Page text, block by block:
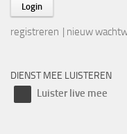
registreren | nieuw
DIENST MEE LUISTEREN
Luister live mee